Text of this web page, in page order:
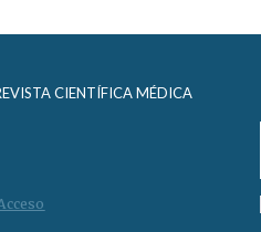
CIENTÍFICA MÉDICA